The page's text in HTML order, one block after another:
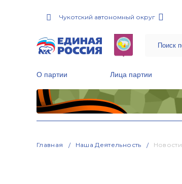
Чукотский автономный округ
О партии Лица партии
Главная Наша Деятельность Новости